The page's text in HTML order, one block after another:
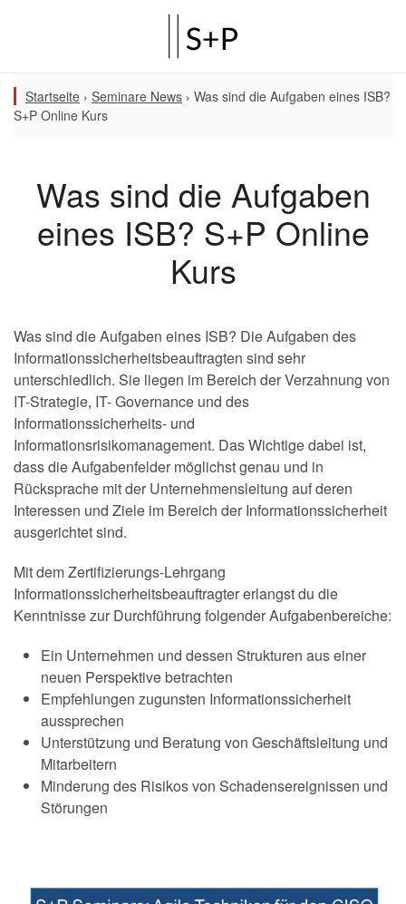
Startseite › Seminare News › Was sind die Aufgaben eines ISB?
S+P Online Kurs
Was sind die Aufgaben
eines ISB? S+P Online
Kurs
Was sind die Aufgaben eines ISB? Die Aufgaben des
Informationssicherheitsbeauftragten sind sehr
unterschiedlich. Sie liegen im Bereich der Verzahnung von
IT-Strategie, IT- Governance und des
Informationssicherheits- und
Informationsrisikomanagement. Das Wichtige dabei ist,
dass die Aufgabenfelder möglichst genau und in
Rücksprache mit der Unternehmensleitung auf deren
Interessen und Ziele im Bereich der Informationssicherheit
ausgerichtet sind.
Mit dem Zertifizierungs-Lehrgang
Informationssicherheitsbeauftragter erlangst du die
Kenntnisse zur Durchführung folgender Aufgabenbereiche:
Ein Unternehmen und dessen Strukturen aus einer
neuen Perspektive betrachten
Empfehlungen zugunsten Informationssicherheit
aussprechen
Unterstützung und Beratung von Geschäftsleitung und
Mitarbeitern
Minderung des Risikos von Schadensereignissen und
Störungen